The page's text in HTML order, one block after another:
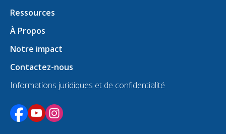
Ressources
À Propos
Notre impact
Contactez-nous
Informations juridiques et de confidentialité
S'ouvre dans un nouvel onglet
S'ouvre dans un nouvel onglet
S'ouvre dans un nouvel onglet